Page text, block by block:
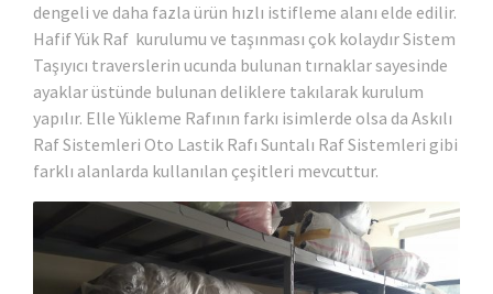
dengeli ve daha fazla ürün hızlı istifleme alanı elde edilir.
Hafif Yük Raf kurulumu ve taşınması çok kolaydır Sistem
Taşıyıcı traverslerin ucunda bulunan tırnaklar sayesinde
ayaklar üstünde bulunan deliklere takılarak kurulum
yapılır. Elle Yükleme Rafının farkı isimlerde olsa da Askılı
Raf Sistemleri Oto Lastik Rafı Suntalı Raf Sistemleri gibi
farklı alanlarda kullanılan çeşitleri mevcuttur.